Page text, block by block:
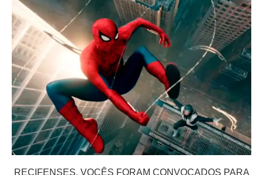
RECIFENSES, VOCÊS FORAM CONVOCADOS PARA